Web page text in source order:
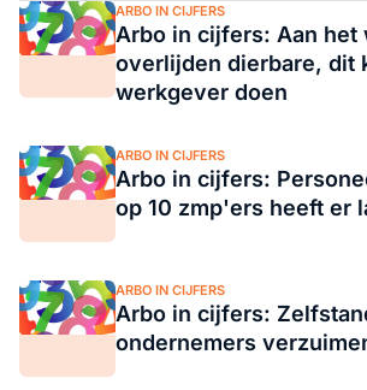
ARBO IN CIJFERS
Arbo in cijfers: Aan het
overlijden dierbare, dit
werkgever doen
ARBO IN CIJFERS
Arbo in cijfers:
op 10 zmp'ers heeft er
ARBO IN CIJFERS
Arbo in cijfers:
ondernemers